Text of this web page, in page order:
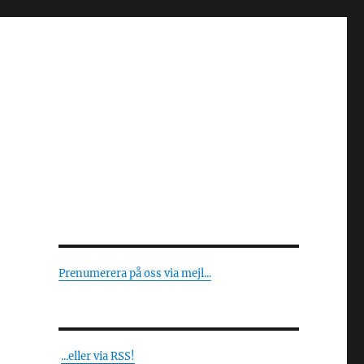
Prenumerera på oss via mejl...
...eller via RSS!